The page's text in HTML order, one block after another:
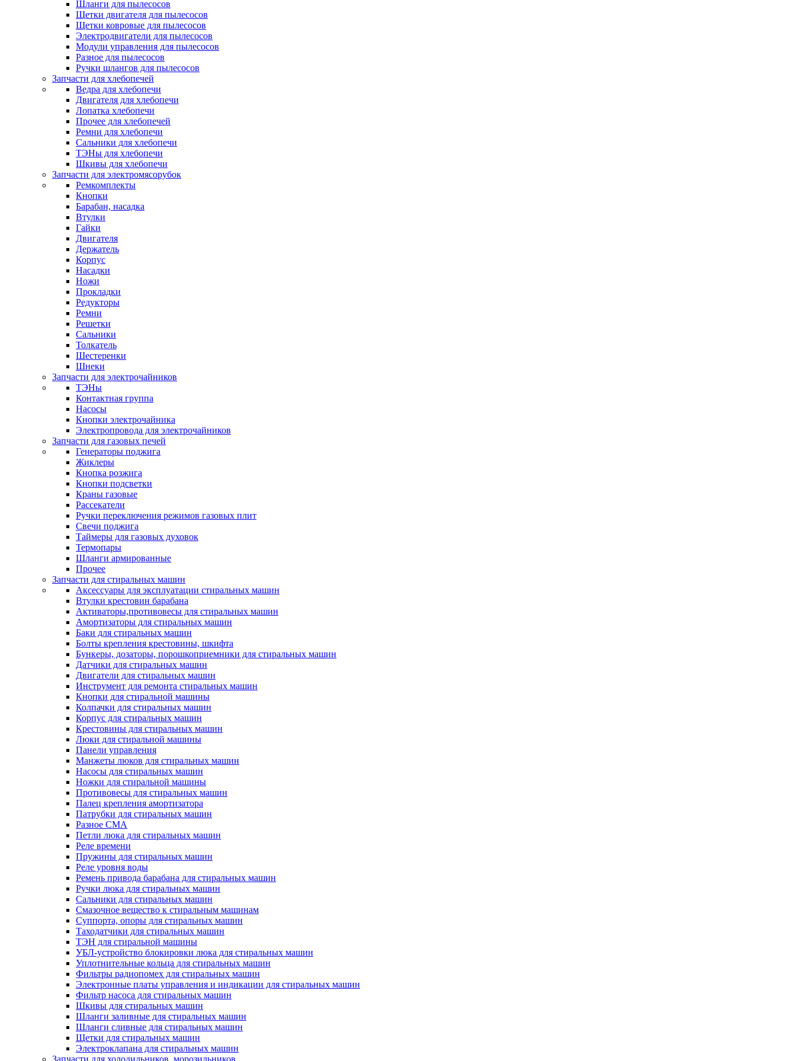
Шланги для пылесосов
Щетки двигателя для пылесосов
Щетки ковровые для пылесосов
Электродвигатели для пылесосов
Модули управления для пылесосов
Разное для пылесосов
Ручки шлангов для пылесосов
Запчасти для хлебопечей
Ведра для хлебопечи
Двигателя для хлебопечи
Лопатка хлебопечи
Прочее для хлебопечей
Ремни для хлебопечи
Сальники для хлебопечи
ТЭНы для хлебопечи
Шкивы для хлебопечи
Запчасти для электромясорубок
Ремкомплекты
Кнопки
Барабан, насадка
Втулки
Гайки
Двигателя
Держатель
Корпус
Насадки
Ножи
Прокладки
Редукторы
Ремни
Решетки
Сальники
Толкатель
Шестеренки
Шнеки
Запчасти для электрочайников
ТЭНы
Контактная группа
Насосы
Кнопки электрочайника
Электропровода для электрочайников
Запчасти для газовых печей
Генераторы поджига
Жиклеры
Кнопка розжига
Кнопки подсветки
Краны газовые
Рассекатели
Ручки переключения режимов газовых плит
Свечи поджига
Таймеры для газовых духовок
Термопары
Шланги армированные
Прочее
Запчасти для стиральных машин
Аксессуары для эксплуатации стиральных машин
Втулки крестовин барабана
Активаторы,противовесы для стиральных машин
Амортизаторы для стиральных машин
Баки для стиральных машин
Болты крепления крестовины, шкифта
Бункеры, дозаторы, порошкоприемники для стиральных машин
Датчики для стиральных машин
Двигатели для стиральных машин
Инструмент для ремонта стиральных машин
Кнопки для стиральной машины
Колпачки для стиральных машин
Корпус для стиральных машин
Крестовины для стиральных машин
Люки для стиральной машины
Панели управления
Манжеты люков для стиральных машин
Насосы для стиральных машин
Ножки для стиральной машины
Противовесы для стиральных машин
Палец крепления амортизатора
Патрубки для стиральных машин
Разное СМА
Петли люка для стиральных машин
Реле времени
Пружины для стиральных машин
Реле уровня воды
Ремень привода барабана для стиральных машин
Ручки люка для стиральных машин
Сальники для стиральных машин
Смазочное вещество к стиральным машинам
Суппорта, опоры для стиральных машин
Таходатчики для стиральных машин
ТЭН для стиральной машины
УБЛ-устройство блокировки люка для стиральных машин
Уплотнительные кольца для стиральных машин
Фильтры радиопомех для стиральных машин
Электронные платы управления и индикации для стиральных машин
Фильтр насоса для стиральных машин
Шкивы для стиральных машин
Шланги заливные для стиральных машин
Шланги сливные для стиральных машин
Щетки для стиральных машин
Электроклапана для стиральных машин
Запчасти для холодильников, морозильников